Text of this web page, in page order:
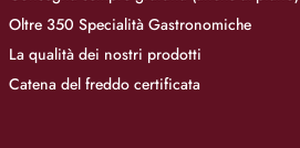
Oltre 350 Specialità Gastronomiche
La qualità dei nostri prodotti
Catena del freddo certificata